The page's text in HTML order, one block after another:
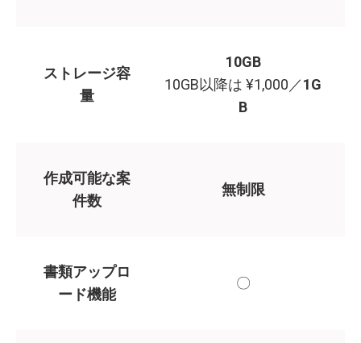
ストレージ容
量
10GB
10GB以降は ¥1,000／1G
B
作成可能な案
件数
無制限
書類アップロ
ード機能
〇